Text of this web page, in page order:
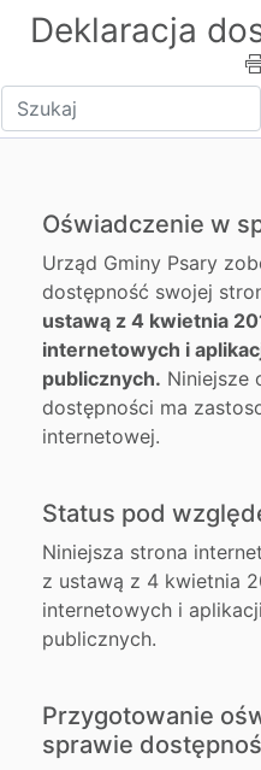
Deklaracja
Wpisz tekst do wyszukania
Oświadczenie w
Urząd Gminy Psary
dostępność swojej
ustawą z 4 kwietnia
internetowych i
publicznych. Niniejsze
dostępności ma
internetowej.
Status pod
Niniejsza strona
z ustawą z 4 kwietnia
internetowych i
publicznych.
Przygotowanie
sprawie